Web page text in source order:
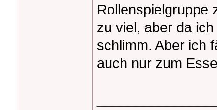
Rollenspielgruppe
zu viel, aber da
schlimm. Aber ich
auch nur zum